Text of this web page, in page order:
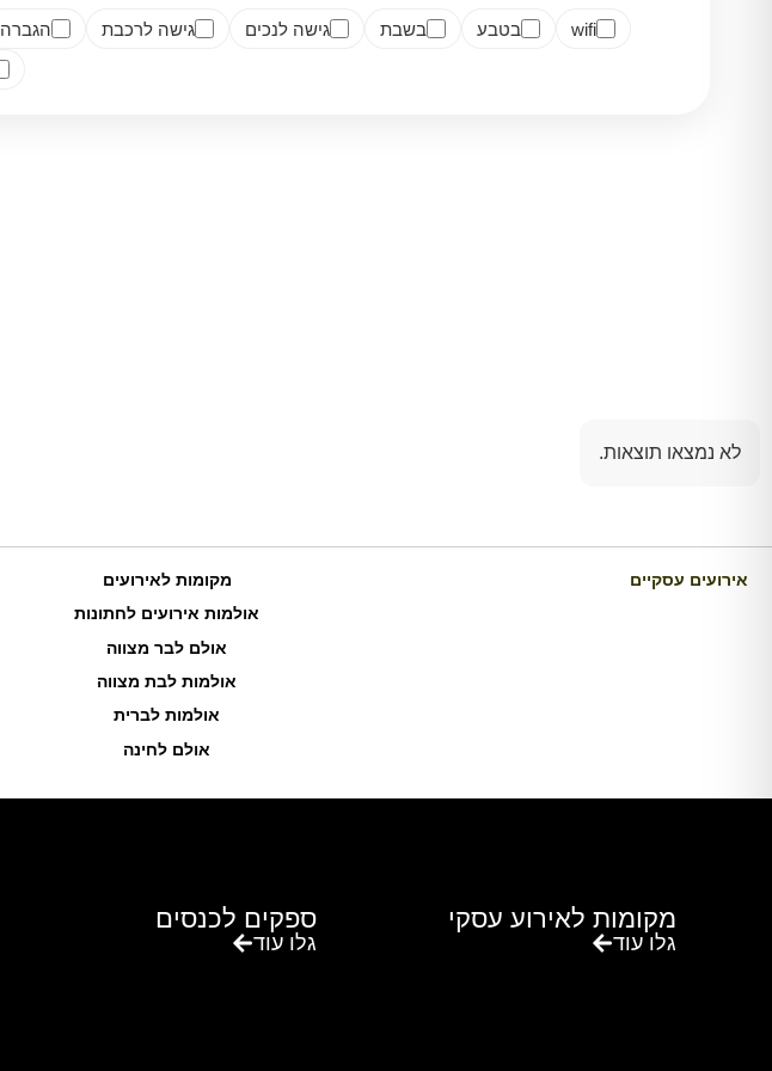
wifi בטבע בשבת גישה לנכים גישה לרכבת הגברה
לא נמצאו תוצאות.
אירועים עסקיים
מקומות לאירועים
אולמות אירועים לחתונות
אולם לבר מצווה
אולמות לבת מצווה
אולמות לברית
אולם לחינה
מקומות לאירוע עסקי
גלו עוד
ספקים לכנסים
גלו עוד